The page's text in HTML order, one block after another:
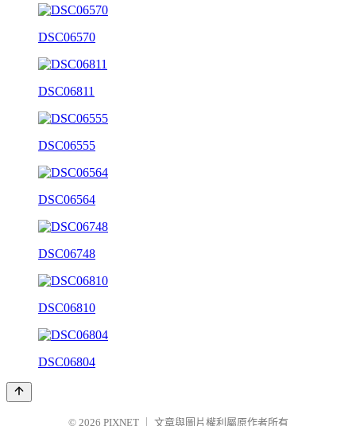
DSC06570
DSC06811
DSC06555
DSC06564
DSC06748
DSC06810
DSC06804
© 2026 PIXNET 文章與圖片權利屬原作者所有